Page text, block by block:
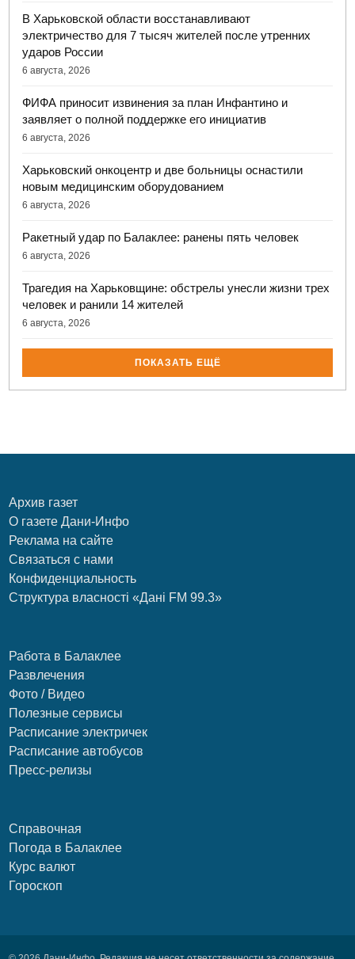
В Харьковской области восстанавливают
электричество для 7 тысяч жителей после утренних
ударов России
6 августа, 2026
ФИФА приносит извинения за план Инфантино и
заявляет о полной поддержке его инициатив
6 августа, 2026
Харьковский онкоцентр и две больницы оснастили
новым медицинским оборудованием
6 августа, 2026
Ракетный удар по Балаклее: ранены пять человек
6 августа, 2026
Трагедия на Харьковщине: обстрелы унесли жизни трех
человек и ранили 14 жителей
6 августа, 2026
ПОКАЗАТЬ ЕЩЁ
Архив газет
О газете Дани-Инфо
Реклама на сайте
Связаться с нами
Конфиденциальность
Структура власності «Дані FM 99.3»
Работа в Балаклее
Развлечения
Фото / Видео
Полезные сервисы
Расписание электричек
Расписание автобусов
Пресс-релизы
Справочная
Погода в Балаклее
Курс валют
Гороскоп